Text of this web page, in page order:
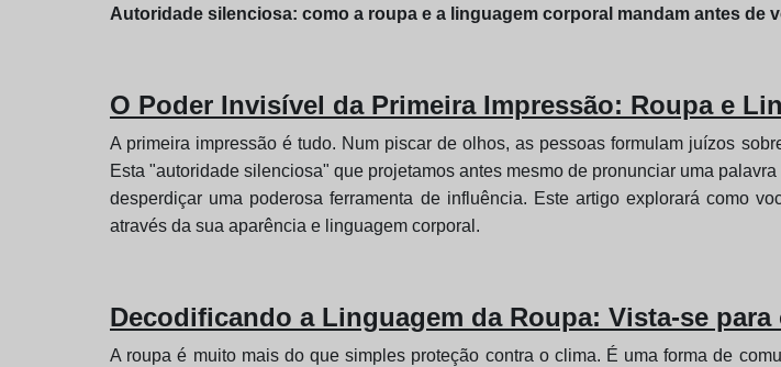
Autoridade silenciosa: como a roupa e a linguagem corporal mandam antes de
O Poder Invisível da Primeira Impressão: Roupa e
A primeira impressão é tudo. Num piscar de olhos, as pessoas formulam juízos
Esta "autoridade silenciosa" que projetamos antes mesmo de pronunciar uma
desperdiçar uma poderosa ferramenta de influência. Este artigo explorará como
através da sua aparência e linguagem corporal.
Decodificando a Linguagem da Roupa: Vista-se para
A roupa é muito mais do que simples proteção contra o clima. É uma forma de